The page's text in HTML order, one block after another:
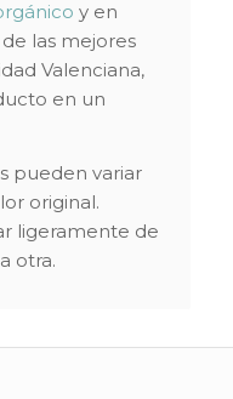
y en
las mejores
Valenciana,
en un
pueden variar
original.
ligeramente de
otra.